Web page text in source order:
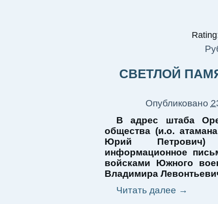
СВЕТЛОЙ
Опубликовано
В адрес штаба
общества (и.о.
Юрий Петрович)
информационное
войсками Южного
Владимира
Читать далее →